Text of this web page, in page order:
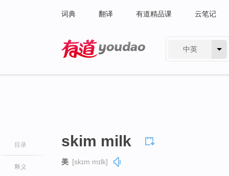
词典 翻译 有道精品课 云笔记
中英
目录
释义
skim milk
美 [skɪm mɪlk]